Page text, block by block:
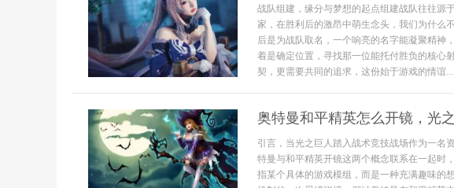
战队组建，缘分与梦想的起点组建战队往往源
家，在胜利后的激昂中萌生念头，我们为什么
后是为战队取名，一个响亮的名字能凝聚精神
着是确定位置，寻找那一位能托付胜负的核心
契，更需要共同的追求，这份始于游戏的情谊...
奥特曼和平精英怎么开镜，光
引言，当光之巨人踏入战术竞技战场作为一名
特曼与和平精英开镜这两个概念联系在一起时
指某个具体的游戏模组，而是一种充满趣味的